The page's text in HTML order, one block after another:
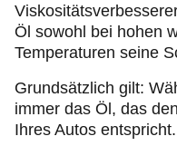
Öl sowohl bei hohen
Temperaturen seine
Grundsätzlich gilt:
immer das Öl, das
Ihres Autos entspricht.